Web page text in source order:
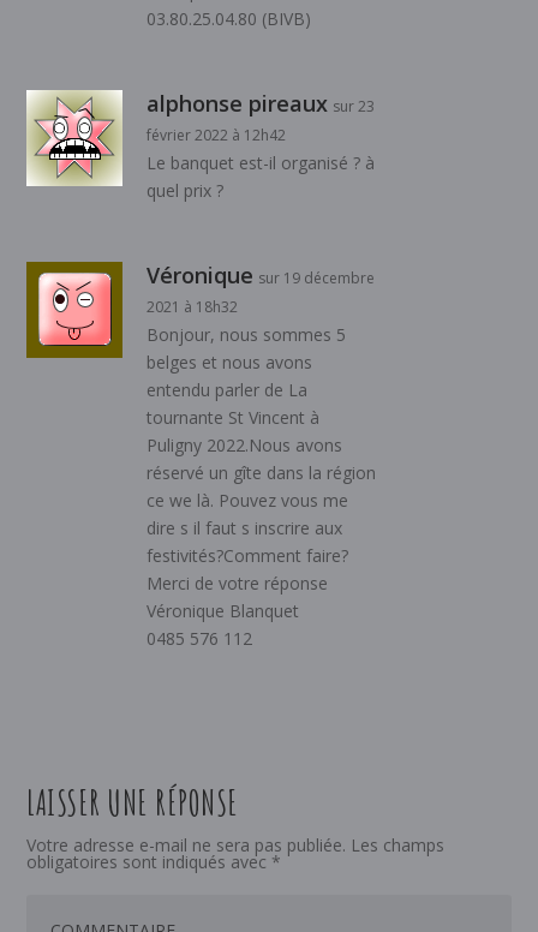
03.80.25.04.80 (BIVB)
alphonse pireaux sur 23
février 2022 à 12h42
Le banquet est-il organisé ? à
quel prix ?
Véronique sur 19 décembre
2021 à 18h32
Bonjour, nous sommes 5
belges et nous avons
entendu parler de La
tournante St Vincent à
Puligny 2022.Nous avons
réservé un gîte dans la région
ce we là. Pouvez vous me
dire s il faut s inscrire aux
festivités?Comment faire?
Merci de votre réponse
Véronique Blanquet
0485 576 112
LAISSER UNE RÉPONSE
Votre adresse e-mail ne sera pas publiée. Les champs
obligatoires sont indiqués avec *